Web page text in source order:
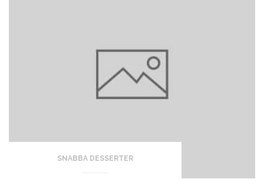
SNABBA DESSERTER